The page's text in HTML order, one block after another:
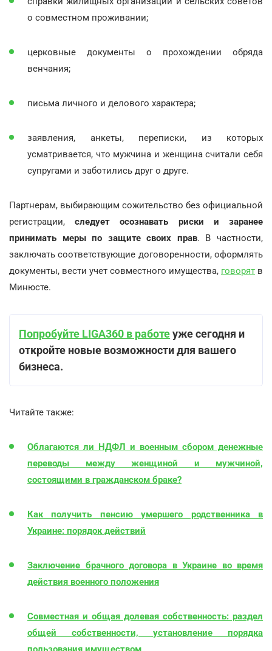
о совместном проживании;
церковные документы о прохождении обряда
венчания;
письма личного и делового характера;
заявления, анкеты, переписки, из которых
усматривается, что мужчина и женщина считали себя
супругами и заботились друг о друге.
Партнерам, выбирающим сожительство без официальной
регистрации,следует осознавать риски и заранее
принимать меры по защите своих прав. В частности,
заключать соответствующие договоренности, оформлять
документы, вести учет совместного имущества, говорят в
Минюсте.
Попробуйте LIGA360 в работеуже сегодня и
откройте новые возможности для вашего
бизнеса.
Читайте также:
Облагаются ли НДФЛ и военным сбором денежные
переводы между женщиной и мужчиной,
состоящими в гражданском браке?
Как получить пенсию умершего родственника в
Украине: порядок действий
Заключение брачного договора в Украине во время
действия военного положения
Совместная и общая долевая собственность: раздел
общей собственности, установление порядка